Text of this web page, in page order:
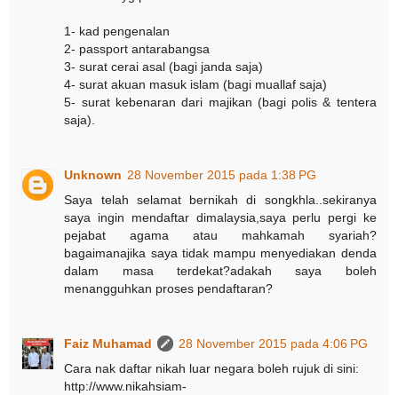
1- kad pengenalan
2- passport antarabangsa
3- surat cerai asal (bagi janda saja)
4- surat akuan masuk islam (bagi muallaf saja)
5- surat kebenaran dari majikan (bagi polis & tentera
saja).
Unknown 28 November 2015 pada 1:38 PG
Saya telah selamat bernikah di songkhla..sekiranya
saya ingin mendaftar dimalaysia,saya perlu pergi ke
pejabat agama atau mahkamah syariah?
bagaimanajika saya tidak mampu menyediakan denda
dalam masa terdekat?adakah saya boleh
menangguhkan proses pendaftaran?
Faiz Muhamad
28 November 2015 pada 4:06 PG
Cara nak daftar nikah luar negara boleh rujuk di sini:
http://www.nikahsiam-